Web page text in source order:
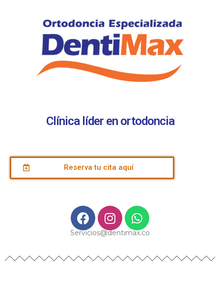
Clínica líder en ortodoncia
Reserva tu cita aquí
Servicios@dentimax.co